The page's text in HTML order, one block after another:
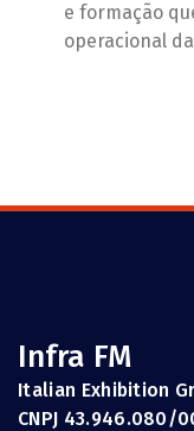
e formação
operacional
Infra FM
Italian Exhibition
CNPJ 43.946.080/